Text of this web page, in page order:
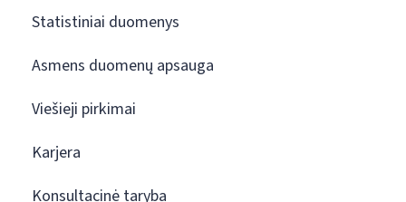
Statistiniai duomenys
Asmens duomenų apsauga
Viešieji pirkimai
Karjera
Konsultacinė taryba